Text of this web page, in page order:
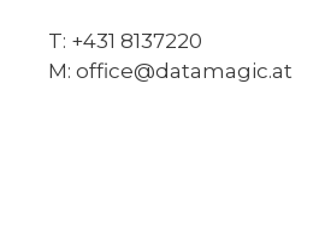
T: +431 8137220
M: office@datamagic.at